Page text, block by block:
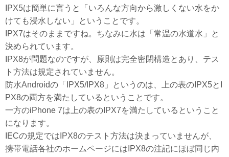
IPX5は簡単に言うと「いろんな方向から激しくない水をか
けても浸水しない」ということです。
IPX7はそのままですね。ちなみに水は「常温の水道水」と
決められています。
IPX8が問題なのですが、原則は完全密閉構造とあり、テス
ト方法は規定されていません。
防水Androidの「IPX5/IPX8」というのは、上の表のIPX5とI
PX8の両方を満たしているということです。
一方のiPhone 7は上の表のIPX7を満たしているということ
になります。
IECの規定ではIPX8のテスト方法は決まっていませんが、
携帯電話各社のホームページにはIPX8の注記にほぼ同じ内